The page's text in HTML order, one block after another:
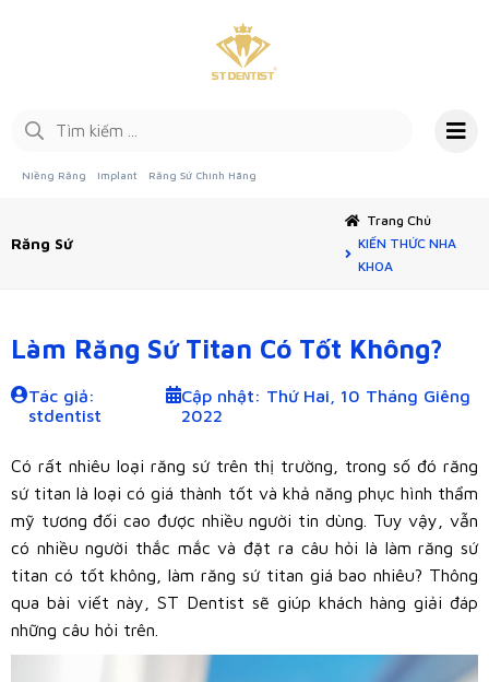
Niềng Răng Implant Răng Sứ Chính Hãng
Răng Sứ
Trang Chủ
KIẾN THỨC NHA
KHOA
Làm Răng Sứ Titan Có Tốt Không?
Tác giả:
stdentist
Cập nhật: Thứ Hai, 10 Tháng Giêng
2022
Có rất nhiêu loại răng sứ trên thị trường, trong số đó răng
sứ titan là loại có giá thành tốt và khả năng phục hình thẩm
mỹ tương đối cao được nhiều người tin dùng. Tuy vậy, vẫn
có nhiều người thắc mắc và đặt ra câu hỏi là làm răng sứ
titan có tốt không, làm răng sứ titan giá bao nhiêu? Thông
qua bài viết này, ST Dentist sẽ giúp khách hàng giải đáp
những câu hỏi trên.